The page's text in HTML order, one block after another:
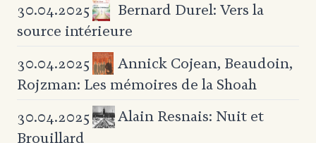
30.04.2025
Bernard Durel: Vers la
source intérieure
30.04.2025
Annick Cojean, Beaudoin,
Rojzman: Les mémoires de la Shoah
30.04.2025
Alain Resnais: Nuit et
Brouillard